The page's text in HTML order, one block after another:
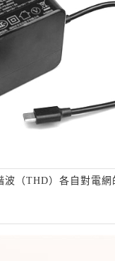
波（THD）各自對電網